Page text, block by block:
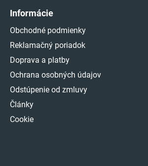
Informácie
Obchodné podmienky
Reklamačný poriadok
Doprava a platby
Ochrana osobných údajov
Odstúpenie od zmluvy
Články
Cookie